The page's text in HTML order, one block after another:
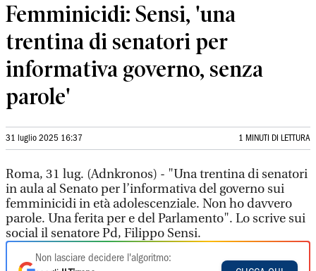
Femminicidi: Sensi, 'una
trentina di senatori per
informativa governo, senza
parole'
31 luglio 2025 16:37 1 MINUTI DI LETTURA
Roma, 31 lug. (Adnkronos) - "Una trentina di senatori
in aula al Senato per l’informativa del governo sui
femminicidi in età adolescenziale. Non ho davvero
parole. Una ferita per e del Parlamento". Lo scrive sui
social il senatore Pd, Filippo Sensi.
Non lasciare decidere l'algoritmo: